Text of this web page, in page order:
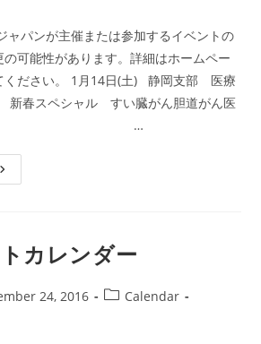
ャパンが主催または参加するイベントの
可能性があります。詳細はホームペー
ください。 1月14日(土) 静岡支部 医療
新春スペシャル すい臓がん胆道がん医
ナー …
2017
カレンダー
24, 2016
PostCalendar